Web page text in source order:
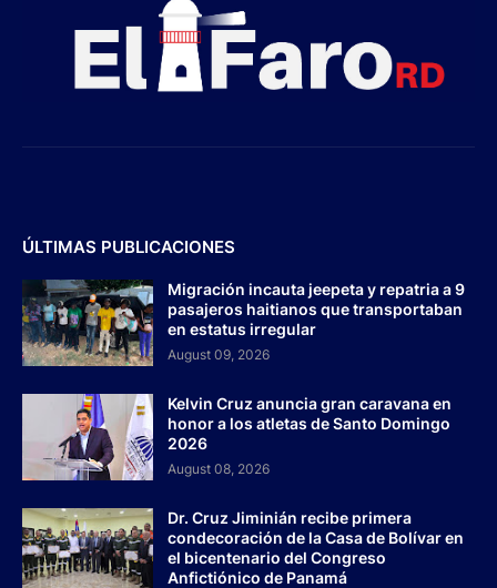
ÚLTIMAS PUBLICACIONES
Migración incauta jeepeta y repatria a 9
pasajeros haitianos que transportaban
en estatus irregular
August 09, 2026
Kelvin Cruz anuncia gran caravana en
honor a los atletas de Santo Domingo
2026
August 08, 2026
Dr. Cruz Jiminián recibe primera
condecoración de la Casa de Bolívar en
el bicentenario del Congreso
Anfictiónico de Panamá